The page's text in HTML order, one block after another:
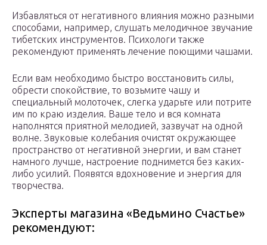
Избавляться от негативного влияния можно разными
способами, например, слушать мелодичное звучание
тибетских инструментов. Психологи также
рекомендуют применять лечение поющими чашами.
Если вам необходимо быстро восстановить силы,
обрести спокойствие, то возьмите чашу и
специальный молоточек, слегка ударьте или потрите
им по краю изделия. Ваше тело и вся комната
наполнятся приятной мелодией, зазвучат на одной
волне. Звуковые колебания очистят окружающее
пространство от негативной энергии, и вам станет
намного лучше, настроение поднимется без каких-
либо усилий. Появятся вдохновение и энергия для
творчества.
Эксперты магазина «Ведьмино Счастье»
рекомендуют: